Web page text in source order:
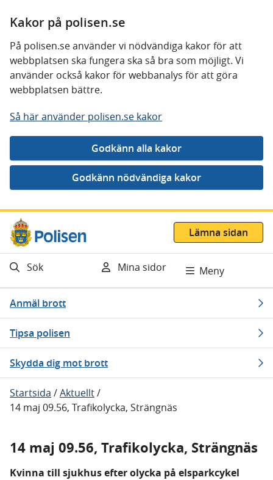
Kakor på polisen.se
På polisen.se använder vi nödvändiga kakor för att
webbplatsen ska fungera ska så bra som möjligt. Vi
använder också kakor för webbanalys för att göra
webbplatsen bättre.
Så här använder polisen.se kakor
Gå direkt till innehåll
Lämna sidan
Sök Mina sidor Meny
Anmäl brott
Tipsa polisen
Skydda dig mot brott
Startsida /Aktuellt/
14 maj 09.56, Trafikolycka, Strängnäs
14 maj 09.56, Trafikolycka, Strängnäs
Kvinna till sjukhus efter olycka på elsparkcykel